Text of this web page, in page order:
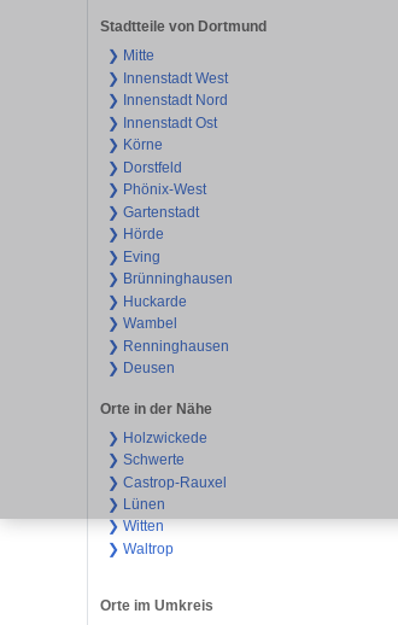
Stadtteile von Dortmund
❯ Mitte
❯ Innenstadt West
❯ Innenstadt Nord
❯ Innenstadt Ost
❯ Körne
❯ Dorstfeld
❯ Phönix-West
❯ Gartenstadt
❯ Hörde
❯ Eving
❯ Brünninghausen
❯ Huckarde
❯ Wambel
❯ Renninghausen
❯ Deusen
Orte in der Nähe
❯ Holzwickede
❯ Schwerte
❯ Castrop-Rauxel
❯ Lünen
❯ Witten
❯ Waltrop
Orte im Umkreis